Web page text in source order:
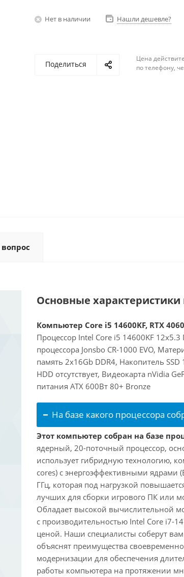
Нет в наличии Нашли дешевле?
Поделиться
Цена
по телефону,
Основные
Компьютер Core i5 14600KF, RTX
Процессор Intel Core i5 14600KF
процессора Jonsbo CR-1000 EVO,
память 2x16Gb DDR4, Накопитель
HDD отсутствует, Видеокарта nVidia
питания ATX 600Вт 80+ Bronze
На базе какого процессора
Этот компьютер собран на базе
ядерный, 20-поточный процессор,
использует гибридную технологию,
cores) с энергоэффективными ядрами
ГГц, которая под нагрузкой
лучших для сборки игрового ПК или
Обладает высокой вычислительной
с производительностью Intel Core i7-
ценой. Наши специалисты соберут
объяснят преимущества
модернизации для обеспечения
работы компьютера на протяжении